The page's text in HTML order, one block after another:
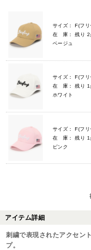
サイズ： F(フリ
在 庫： 残り 2
ベージュ
サイズ： F(フリ
在 庫： 残り 1
ホワイト
サイズ： F(フリ
在 庫： 残り 1
ピンク
アイテム詳細
刺繍で表現されたアクセン
プ。